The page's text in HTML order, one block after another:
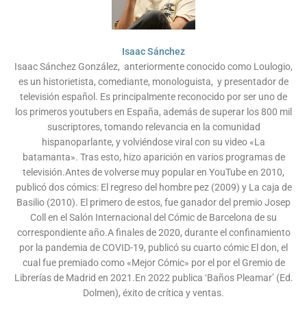
Isaac Sánchez
Isaac Sánchez González, ​ anteriormente conocido como Loulogio,
es un historietista, comediante, monologuista, ​​ y presentador de
televisión español. Es principalmente reconocido por ser uno de
los primeros youtubers en España, además de superar los 800 mil
suscriptores, tomando relevancia en la comunidad
hispanoparlante, y volviéndose viral con su video «La
batamanta». Tras esto, hizo aparición en varios programas de
televisión.Antes de volverse muy popular en YouTube en 2010,
publicó dos cómics: El regreso del hombre pez (2009) y La caja de
Basilio (2010). El primero de estos, fue ganador del premio Josep
Coll en el Salón Internacional del Cómic de Barcelona de su
correspondiente año.A finales de 2020, durante el confinamiento
por la pandemia de COVID-19, publicó su cuarto cómic El don, el
cual fue premiado como «Mejor Cómic» por el por el Gremio de
Librerías de Madrid en 2021.En 2022 publica ‘Baños Pleamar’ (Ed.
Dolmen), éxito de crítica y ventas.